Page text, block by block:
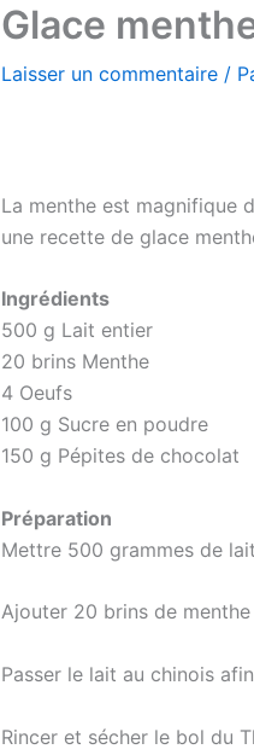
Glace
Laisser un commentaire /
La menthe est magnifique
une recette de glace
Ingrédients
500 g Lait entier
20 brins Menthe
4 Oeufs
100 g Sucre en poudre
150 g Pépites de chocolat
Préparation
Mettre 500 grammes de
Ajouter 20 brins de
Passer le lait au chinois
Rincer et sécher le bol du